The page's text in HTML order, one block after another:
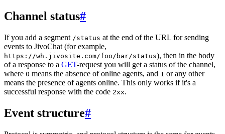
Channel status#
If you add a segment /status at the end of the URL for sending
events to JivoChat (for example,
https://wh.jivosite.com/foo/bar/status), then in the body
of a response to a GET-request you will get a status of the channel,
where 0 means the absence of online agents, and 1 or any other
means the presence of agents online. This only works if it's a
successful response with the code 2xx.
Event structure#